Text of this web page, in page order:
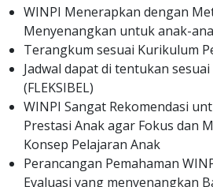
WINPI Menerapkan dengan
Menyenangkan untuk anak-
Terangkum sesuai Kurikulum
Jadwal dapat di tentukan
(FLEKSIBEL)
WINPI Sangat Rekomendasi
Prestasi Anak agar Fokus dan
Konsep Pelajaran Anak
Perancangan Pemahaman
Evaluasi yang menyenangkan